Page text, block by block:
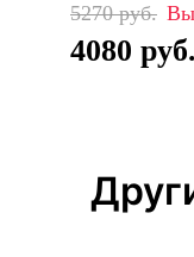
5270
4080